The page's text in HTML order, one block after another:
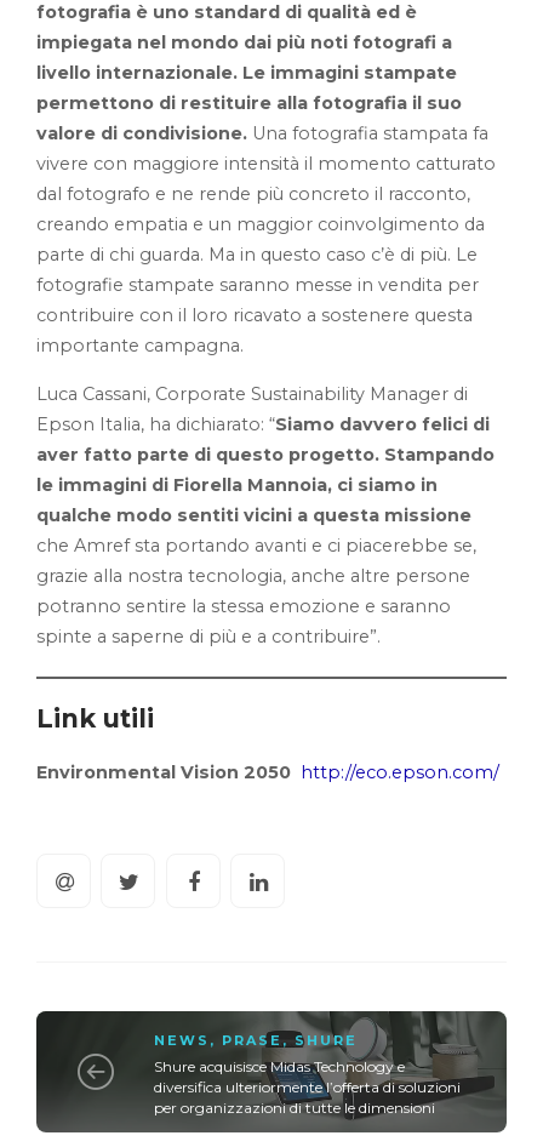
fotografia è uno standard di qualità ed è
impiegata nel mondo dai più noti fotografi a
livello internazionale. Le immagini stampate
permettono di restituire alla fotografia il suo
valore di condivisione. Una fotografia stampata fa
vivere con maggiore intensità il momento catturato
dal fotografo e ne rende più concreto il racconto,
creando empatia e un maggior coinvolgimento da
parte di chi guarda. Ma in questo caso c’è di più. Le
fotografie stampate saranno messe in vendita per
contribuire con il loro ricavato a sostenere questa
importante campagna.
Luca Cassani, Corporate Sustainability Manager di
Epson Italia, ha dichiarato: “Siamo davvero felici di
aver fatto parte di questo progetto. Stampando
le immagini di Fiorella Mannoia, ci siamo in
qualche modo sentiti vicini a questa missione
che Amref sta portando avanti e ci piacerebbe se,
grazie alla nostra tecnologia, anche altre persone
potranno sentire la stessa emozione e saranno
spinte a saperne di più e a contribuire”.
Link utili
Environmental Vision 2050 http://eco.epson.com/
NEWS , PRASE , SHURE
Shure acquisisce Midas Technology e
diversifica ulteriormente l’offerta di soluzioni
per organizzazioni di tutte le dimensioni